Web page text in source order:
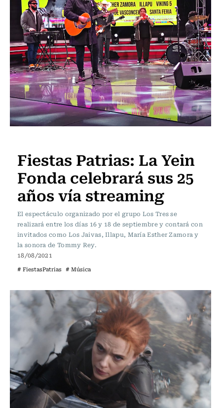
Fiestas Patrias: La Yein
Fonda celebrará sus 25
años vía streaming
El espectáculo organizado por el grupo Los Tres se
realizará entre los días 16 y 18 de septiembre y contará con
invitados como Los Jaivas, Illapu, María Esther Zamora y
la sonora de Tommy Rey.
18/08/2021
# FiestasPatrias # Música